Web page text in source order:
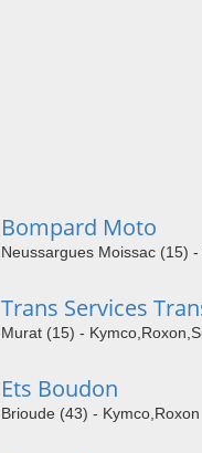
Bompard Moto
Neussargues Moissac (15)
Trans Services
Murat (15) -
Ets Boudon
Brioude (43) - Kymco,Roxon